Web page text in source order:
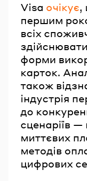
Visa очікує,
першим
всіх
форми
карток.
також
індустрія
до
сценаріїв
миттєвих
методів
цифрових